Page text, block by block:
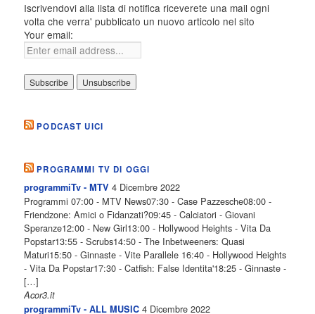
Iscrivendovi alla lista di notifica riceverete una mail ogni
volta che verra' pubblicato un nuovo articolo nel sito
Your email:
PODCAST UICI
PROGRAMMI TV DI OGGI
programmiTv - MTV 4 Dicembre 2022
Programmi 07:00 - MTV News07:30 - Case Pazzesche08:00 -
Friendzone: Amici o Fidanzati?09:45 - Calciatori - Giovani
Speranze12:00 - New Girl13:00 - Hollywood Heights - Vita Da
Popstar13:55 - Scrubs14:50 - The Inbetweeners: Quasi
Maturi15:50 - Ginnaste - Vite Parallele 16:40 - Hollywood Heights
- Vita Da Popstar17:30 - Catfish: False Identita'18:25 - Ginnaste -
[…]
Acor3.it
programmiTv - ALL MUSIC 4 Dicembre 2022